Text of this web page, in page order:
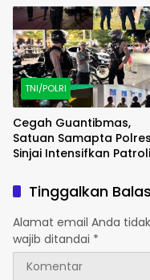
TNI/POLRI
Cegah Guantibmas,
Satuan Samapta Polres
Sinjai Intensifkan Patroli
Tinggalkan
Alamat email Anda
wajib ditandai *